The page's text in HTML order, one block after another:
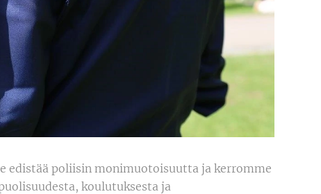
edistää poliisin monimuotoisuutta ja kerromme
koulutuksesta ja